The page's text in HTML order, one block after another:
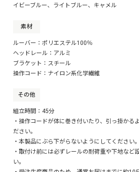
きるように、
下記データにご用意していますのでぜひ
楽天・Yahoo!用の『商品登録用CSV』
『楽天用統合ページ』データはコチラ
※商品・在庫登録は必ずこのデータを使
(normal-item-rakuten.csv)と、
Yahoo 在庫更新用ファイル
タを登録されると、
エラーとなる場合がございますのでお手
のデータをご使用ください。
ダーメイド商品となる為、
イビーブルー、ライトブルー、キャメル
素材
ルーバー：ポリエステル100％
ヘッドレール：アルミ
ブラケット：スチール
操作コード：ナイロン系化学繊維
その他
組立時間：45分
・操作コードが体に巻き付いたり、引っ掛かる
ださい。
・本製品にぶら下がらないようにしてください。
・取付け前には必ずレールの耐荷重や下地など
い。